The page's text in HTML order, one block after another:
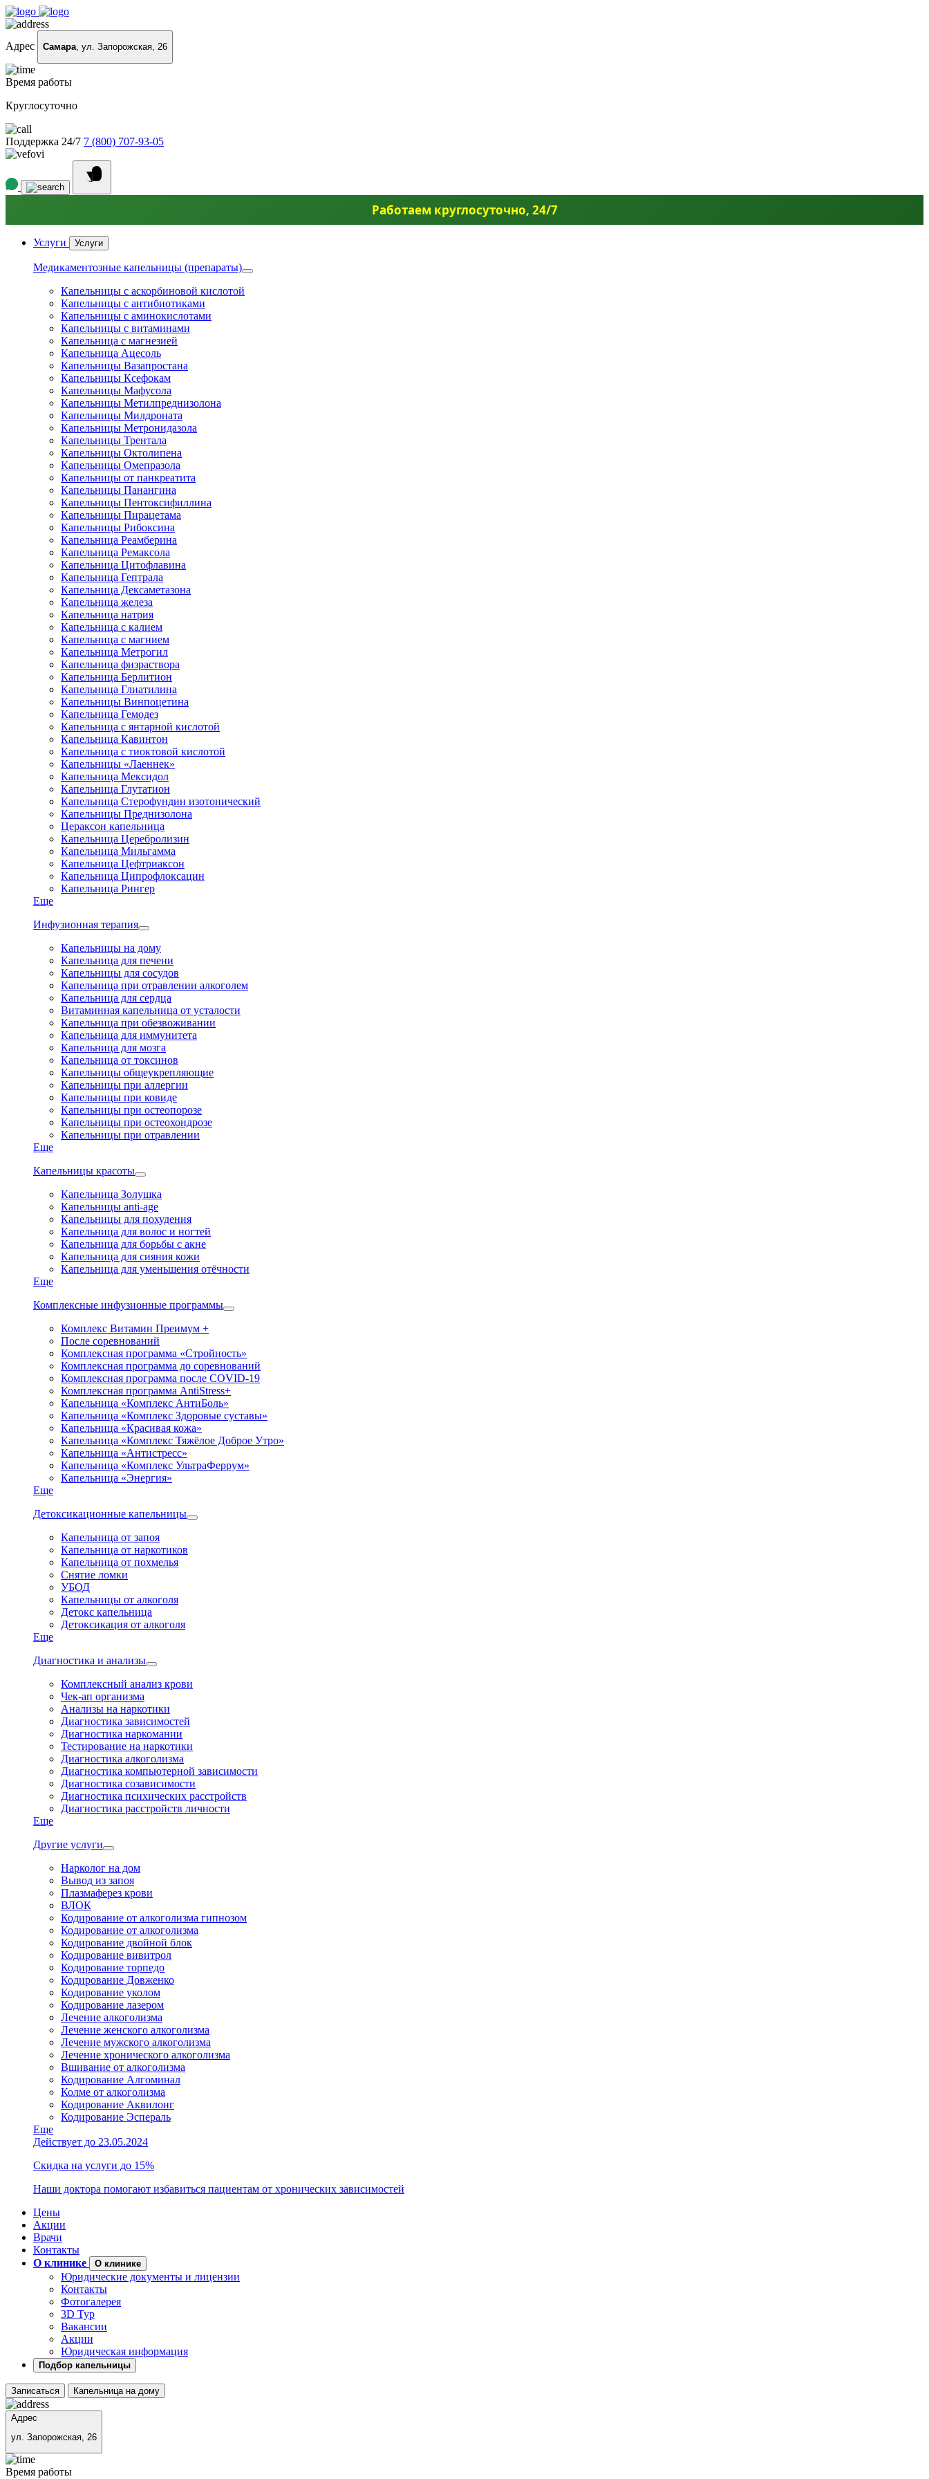
Адрес Самара, ул. Запорожская, 26
Время работы
Круглосуточно
Поддержка 24/7 7 (800) 707-93-05
Работаем круглосуточно, 24/7
Услуги Услуги
Медикаментозные капельницы (препараты)
Капельницы с аскорбиновой кислотой
Капельницы с антибиотиками
Капельницы с аминокислотами
Капельницы с витаминами
Капельница с магнезией
Капельница Ацесоль
Капельницы Вазапростана
Капельницы Ксефокам
Капельницы Мафусола
Капельницы Метилпреднизолона
Капельницы Милдроната
Капельницы Метронидазола
Капельницы Трентала
Капельницы Октолипена
Капельницы Омепразола
Капельницы от панкреатита
Капельницы Панангина
Капельницы Пентоксифиллина
Капельницы Пирацетама
Капельницы Рибоксина
Капельница Реамберина
Капельница Ремаксола
Капельница Цитофлавина
Капельница Гептрала
Капельница Дексаметазона
Капельница железа
Капельница натрия
Капельница с калием
Капельница с магнием
Капельница Метрогил
Капельница физраствора
Капельница Берлитион
Капельница Глиатилина
Капельницы Винпоцетина
Капельница Гемодез
Капельница с янтарной кислотой
Капельница Кавинтон
Капельница с тиоктовой кислотой
Капельницы «Лаеннек»
Капельница Мексидол
Капельница Глутатион
Капельница Стерофундин изотонический
Капельницы Преднизолона
Цераксон капельница
Капельница Церебролизин
Капельница Мильгамма
Капельница Цефтриаксон
Капельница Ципрофлоксацин
Капельница Рингер
Еще
Инфузионная терапия
Капельницы на дому
Капельница для печени
Капельницы для сосудов
Капельница при отравлении алкоголем
Капельница для сердца
Витаминная капельница от усталости
Капельница при обезвоживании
Капельница для иммунитета
Капельница для мозга
Капельница от токсинов
Капельницы общеукрепляющие
Капельницы при аллергии
Капельницы при ковиде
Капельницы при остеопорозе
Капельницы при остеохондрозе
Капельницы при отравлении
Еще
Капельницы красоты
Капельница Золушка
Капельницы anti-age
Капельницы для похудения
Капельница для волос и ногтей
Капельница для борьбы с акне
Капельница для сияния кожи
Капельница для уменьшения отёчности
Еще
Комплексные инфузионные программы
Комплекс Витамин Преимум +
После соревнований
Комплексная программа «Стройность»
Комплексная программа до соревнований
Комплексная программа после COVID-19
Комплексная программа AntiStress+
Капельница «Комплекс АнтиБоль»
Капельница «Комплекс Здоровые суставы»
Капельница «Красивая кожа»
Капельница «Комплекс Тяжёлое Доброе Утро»
Капельница «Антистресс»
Капельница «Комплекс УльтраФеррум»
Капельница «Энергия»
Еще
Детоксикационные капельницы
Капельница от запоя
Капельница от наркотиков
Капельница от похмелья
Снятие ломки
УБОД
Капельницы от алкоголя
Детокс капельница
Детоксикация от алкоголя
Еще
Диагностика и анализы
Комплексный анализ крови
Чек-ап организма
Анализы на наркотики
Диагностика зависимостей
Диагностика наркомании
Тестирование на наркотики
Диагностика алкоголизма
Диагностика компьютерной зависимости
Диагностика созависимости
Диагностика психических расстройств
Диагностика расстройств личности
Еще
Другие услуги
Нарколог на дом
Вывод из запоя
Плазмаферез крови
ВЛОК
Кодирование от алкоголизма гипнозом
Кодирование от алкоголизма
Кодирование двойной блок
Кодирование вивитрол
Кодирование торпедо
Кодирование Довженко
Кодирование уколом
Кодирование лазером
Лечение алкоголизма
Лечение женского алкоголизма
Лечение мужского алкоголизма
Лечение хронического алкоголизма
Вшивание от алкоголизма
Кодирование Алгоминал
Колме от алкоголизма
Кодирование Аквилонг
Кодирование Эспераль
Еще
Действует до 23.05.2024
Скидка на услуги до 15%
Наши доктора помогают избавиться пациентам от хронических зависимостей
Цены
Акции
Врачи
Контакты
О клинике
О клинике
Юридические документы и лицензии
Контакты
Фотогалерея
3D Тур
Вакансии
Акции
Юридическая информация
Подбор капельницы
Записаться Капельница на дому
Адрес
ул. Запорожская, 26
Время работы